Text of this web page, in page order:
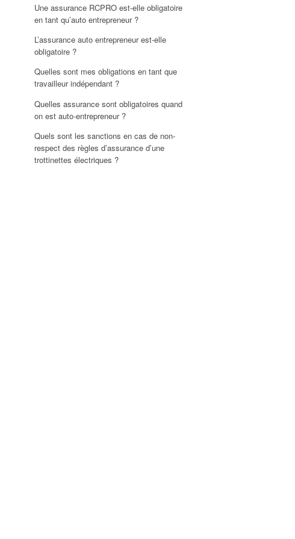
Une assurance RCPRO est-elle obligatoire
en tant qu’auto entrepreneur ?
L’assurance auto entrepreneur est-elle
obligatoire ?
Quelles sont mes obligations en tant que
travailleur indépendant ?
Quelles assurance sont obligatoires quand
on est auto-entrepreneur ?
Quels sont les sanctions en cas de non-
respect des règles d’assurance d’une
trottinettes électriques ?